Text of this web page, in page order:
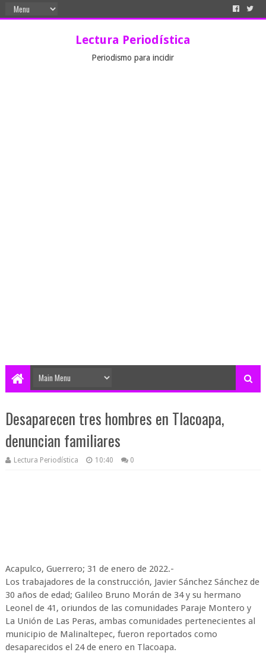
Lectura Periodística
Periodismo para incidir
Desaparecen tres hombres en Tlacoapa,
denuncian familiares
Lectura Periodística 10:40 0
Acapulco, Guerrero; 31 de enero de 2022.-
Los trabajadores de la construcción, Javier Sánchez Sánchez de
30 años de edad; Galileo Bruno Morán de 34 y su hermano
Leonel de 41, oriundos de las comunidades Paraje Montero y
La Unión de Las Peras, ambas comunidades pertenecientes al
municipio de Malinaltepec, fueron reportados como
desaparecidos el 24 de enero en Tlacoapa.